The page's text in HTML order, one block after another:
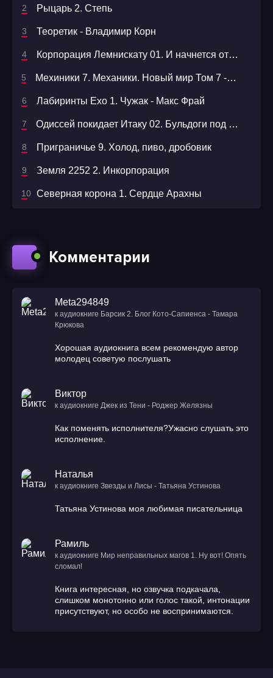
Рыцарь 2. Степь
Теоретик - Владимир Корн
Корпорация Лемнискату 01. И начнется отсчет
Мехиники 7. Механики. Новый мир Том 7 -Александр Март
Лабиринты Ехо 1. Чужак - Макс Фрай
Одиссей покидает Итаку 02. Бульдоги под ковром
Приграничье 9. Холод, пиво, дробовик
Земля 2252 2. Инкорпорация
Северная корона 1. Сердце Арахны
Комментарии
Meta294849
к аудиокниге Барсик 2. Блог Кото-Сапиенса - Тамара
Крюкова
Хорошая аудиокнига всем рекомендую автор
молодец советую послушать
Виктор
к аудиокниге Джек из Тени - Роджер Желязны
Как поменять исполнителя?Ужасно слушать это
исполнение.
Наталья
к аудиокниге Звезды и Лисы - Татьяна Устинова
Татьяна Устинова моя любимая писательница
Рамиль
к аудиокниге Мир неправильных магов 1. Ну вот! Опять
сломал!
Книга интересная, но озвучка подкачала,
слишком монотонно или голос такой, интонации
присутствуют, но особо не воспринимаются.